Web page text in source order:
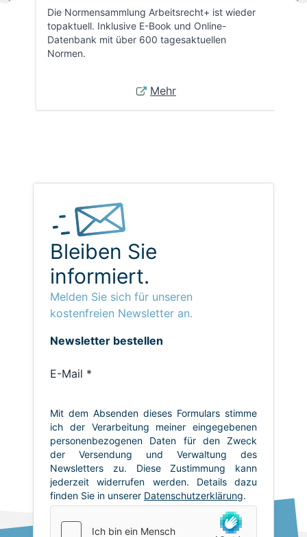
Die Normensammlung Arbeitsrecht+ ist wieder
topaktuell. Inklusive E-Book und Online-
Datenbank mit über 600 tagesaktuellen
Normen.
Mehr
Bleiben Sie
informiert.
Melden Sie sich für unseren
kostenfreien Newsletter an.